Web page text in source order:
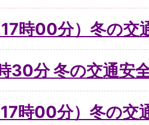
17時00分）冬の
30分 冬の交通安
17時00分）冬の